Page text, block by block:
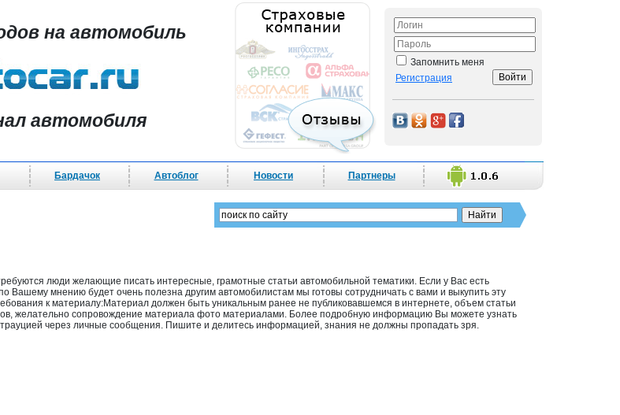
на автомобиль
автомобиля
Запомнить меня
Регистрация
Бардачок Автоблог Новости Партнеры
люди желающие писать интересные, грамотные статьи автомобильной тематики. Если у Вас есть
Вашему мнению будет очень полезна другим автомобилистам мы готовы сотрудничать с вами и выкупить эту
к материалу:Материал должен быть уникальным ранее не публиковавшемся в интернете, объем статьи
желательно сопровождение материала фото материалами. Более подробную информацию Вы можете узнать
через личные сообщения. Пишите и делитесь информацией, знания не должны пропадать зря.